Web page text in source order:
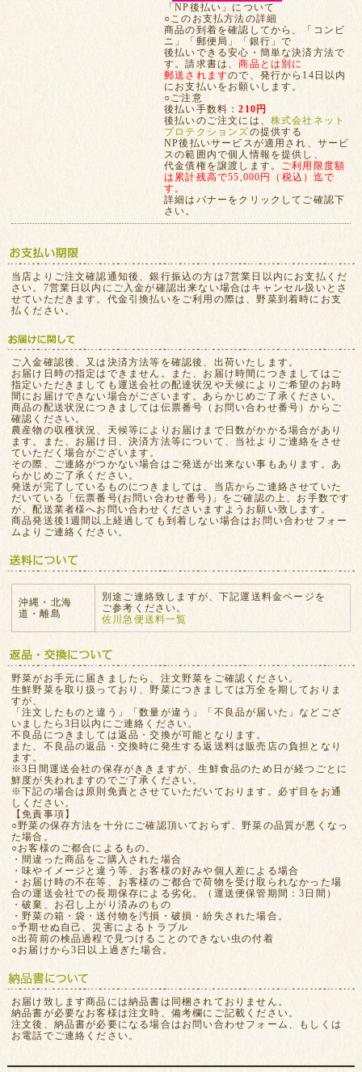
「NP後払い」について
○このお支払方法の詳細
商品の到着を確認してから、「コンビ
ニ」「郵便局」「銀行」で
後払いできる安心・簡単な決済方法で
す。請求書は、商品とは別に
郵送されますので、発行から14日以内
にお支払いをお願いします。
○ご注意
後払い手数料：210円
後払いのご注文には、 株式会社ネット
プロテクションズの提供する
NP後払いサービスが適用され、サービ
スの範囲内で個人情報を提供し、
代金債権を譲渡します。 ご利用限度額
は累計残高で55,000円（税込）迄で
す。
詳細はバナーをクリックしてご確認下
さい。
当店よりご注文確認通知後、銀行振込の方は7営業日以内にお支払くだ
さい。7営業日以内にご入金が確認出来ない場合はキャンセル扱いとさ
せていただきます。代金引換払いをご利用の際は、野菜到着時にお支
払ください。
ご入金確認後、又は決済方法等を確認後、出荷いたします。
お届け日時の指定はできません。また、お届け時間につきましてはご
指定いただきましても運送会社の配達状況や天候によりご希望のお時
間にお届けできない場合がございます。あらかじめご了承ください。
商品の配送状況につきましては伝票番号（お問い合わせ番号）からご
確認ください。
農産物の収穫状況、天候等によりお届けまで日数がかかる場合があり
ます。また、お届け日、決済方法等について、当社よりご連絡をさせ
ていただく場合がございます。
その際、ご連絡がつかない場合はご発送が出来ない事もあります。あ
らかじめご了承ください。
発送が完了しているものにつきましては、当店からご連絡させていた
だいている「伝票番号(お問い合わせ番号)」をご確認の上、お手数です
が、配送業者様へお問い合わせくださいますようお願い致します。
商品発送後1週間以上経過しても到着しない場合はお問い合わせフォー
ムよりご連絡ください。
沖縄・北海
道・離島
別途ご連絡致しますが、下記運送料金ページを
ご参考ください。
佐川急便送料一覧
野菜がお手元に届きましたら、注文野菜をご確認ください。
生鮮野菜を取り扱っており、野菜につきましては万全を期しておりま
すが、
「注文したものと違う」「数量が違う」「不良品が届いた」などござ
いましたら3日以内にご連絡ください。
不良品につきましては返品・交換が可能となります。
また、不良品の返品・交換時に発生する返送料は販売店の負担となり
ます。
※3日間運送会社の保存がききますが、生鮮食品のため日が経つごとに
鮮度が失われますのでご了承ください。
※下記の場合は原則免責とさせていただいております。必ず目をお通
しください。
【免責事項】
○野菜の保存方法を十分にご確認頂いておらず、野菜の品質が悪くなっ
た場合。
○お客様のご都合によるもの。
・間違った商品をご購入された場合
・味やイメージと違う等、お客様の好みや個人差による場合
・お届け時の不在等、お客様のご都合で荷物を受け取られなかった場
合の運送会社での長期保存による劣化。（運送便保管期間：3日間）
・破棄、お召し上がり済みのもの
・野菜の箱・袋・送付物を汚損・破損・紛失された場合。
○予期せぬ自己、災害によるトラブル
○出荷前の検品過程で見つけることのできない虫の付着
○お届けから3日以上過ぎた場合。
お届け致します商品には納品書は同梱されておりません。
納品書が必要なお客様は注文時、備考欄にご記載ください。
注文後、納品書が必要になる場合はお問い合わせフォーム、もしくは
お電話でご連絡ください。